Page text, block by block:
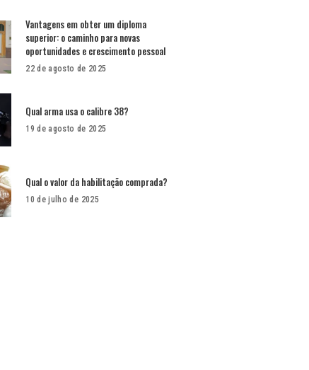
Vantagens em obter um diploma
superior: o caminho para novas
oportunidades e crescimento pessoal
22 de agosto de 2025
Qual arma usa o calibre 38?
19 de agosto de 2025
Qual o valor da habilitação comprada?
10 de julho de 2025